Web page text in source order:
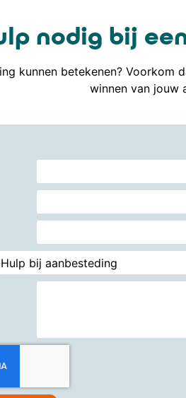
nodig bij
kunnen betekenen?
winnen van jouw